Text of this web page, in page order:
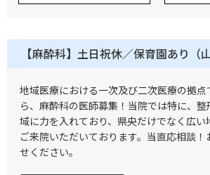
【麻酔科】土日祝休／保育園あり（
地域医療における一次及び二次医療の拠
ら、麻酔科の医師募集！当院では特に、
域に力を入れており、県央だけでなく広い
ご来院いただいております。当直応相談
せください。